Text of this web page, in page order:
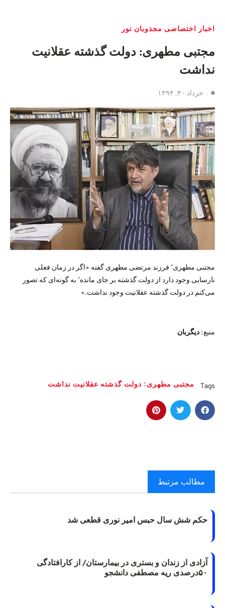
اخبار اختصاصی مجذوبان نور
مجتبی مطهری: دولت گذشته عقلانيت
نداشت
خرداد ۳۰, ۱۳۹۴
مجتبی مطهری٬ فرزند مرتضی مطهری گفته «اگر در زمان فعلی
نارسايی وجود دارد از دولت گذشته بر جای مانده٬ به گونه‌ای که تصور
می‌کنم در دولت گذشته عقلانيت وجود نداشت.»
منبع: دیگربان
Tags مجتبی مطهری: دولت گذشته عقلانيت نداشت
مطالب مرتبط
حکم شش سال حبس امیر نوری قطعی شد
آزادی از زندان و بستری در بیمارستان/ از کارافتادگی
۵۰درصدی ریه مصطفی دانشجو